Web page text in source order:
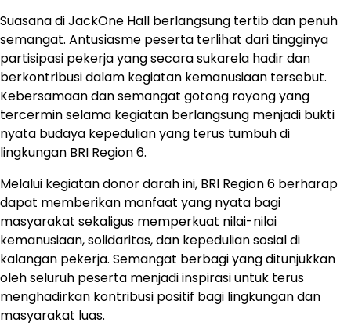
Suasana di JackOne Hall berlangsung tertib dan penuh
semangat. Antusiasme peserta terlihat dari tingginya
partisipasi pekerja yang secara sukarela hadir dan
berkontribusi dalam kegiatan kemanusiaan tersebut.
Kebersamaan dan semangat gotong royong yang
tercermin selama kegiatan berlangsung menjadi bukti
nyata budaya kepedulian yang terus tumbuh di
lingkungan BRI Region 6.
Melalui kegiatan donor darah ini, BRI Region 6 berharap
dapat memberikan manfaat yang nyata bagi
masyarakat sekaligus memperkuat nilai-nilai
kemanusiaan, solidaritas, dan kepedulian sosial di
kalangan pekerja. Semangat berbagi yang ditunjukkan
oleh seluruh peserta menjadi inspirasi untuk terus
menghadirkan kontribusi positif bagi lingkungan dan
masyarakat luas.